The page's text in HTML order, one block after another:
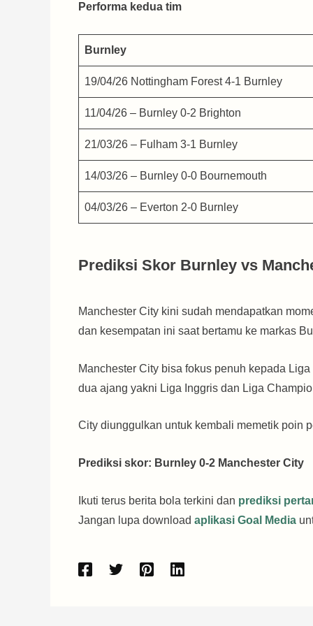
Performa kedua tim
Burnley
19/04/26 Nottingham Forest 4-1 Burnley
11/04/26 – Burnley 0-2 Brighton
21/03/26 – Fulham 3-1 Burnley
14/03/26 – Burnley 0-0 Bournemouth
04/03/26 – Everton 2-0 Burnley
Prediksi Skor Burnley vs
Manchester City kini sudah mendapatkan
dan kesempatan ini saat bertamu ke markas
Manchester City bisa fokus penuh kepada
dua ajang yakni Liga Inggris dan Liga
City diunggulkan untuk kembali memetik poin
Prediksi skor: Burnley 0-2 Manchester City
Ikuti terus berita bola terkini dan prediksi
Jangan lupa download aplikasi Goal Media